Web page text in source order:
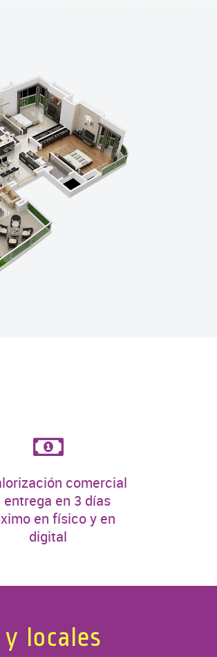
comercial
entrega en 3 días
en físico y en
digital
locales